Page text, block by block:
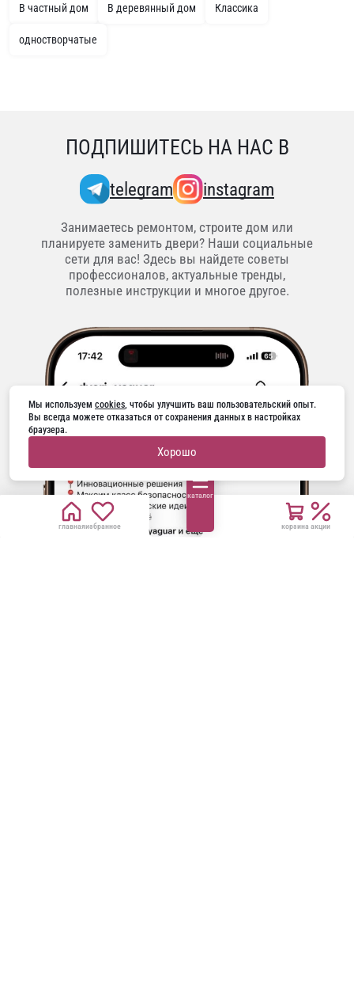
главнаяизбранное
каталог
корзина акции
В частный дом В деревянный дом Классика
одностворчатые
ПОДПИШИТЕСЬ НА НАС В
telegram instagram
Занимаетесь ремонтом, строите дом или
планируете заменить двери? Наши социальные
сети для вас! Здесь вы найдете советы
профессионалов, актуальные тренды,
полезные инструкции и многое другое.
Мы используем cookies, чтобы улучшить ваш пользовательский опыт.
Вы всегда можете отказаться от сохранения данных в настройках
браузера.
Хорошо